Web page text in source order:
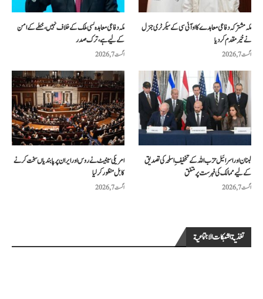
مکہ دفاعی معاہدہ کسی ملک کے خلاف نہیں، خطے کے امن
کے لیے ہے، ترک صدر
اگست 7, 2026
مکہ مشترکہ دفاعی معاہدے کا او آئی سی کے سیکرٹری جنرل
نے خیرمقدم کردیا
اگست 7, 2026
امریکی سینیٹ نے روس اور ایران پر پابندیاں سخت کرنے
کا بل منظور کرلیا
اگست 7, 2026
لبنان اور اسرائیل حزب اللہ کے تخفیفِ اسلحہ کی تصدیق
کے لیے ممالک کی فہرست پر متفق
اگست 7, 2026
تغذية الشبكات الاجتماعية